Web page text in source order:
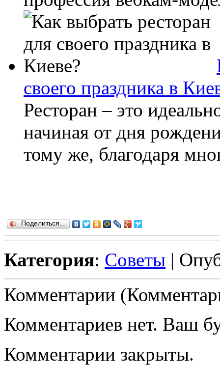
своего праздника в
Ресторан – это
начиная от дня
тому же, благодаря
Поделиться…
Категория: Советы |
Комментарии
Комментариев нет. Ваш
Комментарии закрыты.